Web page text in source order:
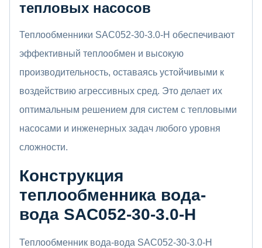
тепловых насосов
Теплообменники SAC052-30-3.0-H обеспечивают
эффективный теплообмен и высокую
производительность, оставаясь устойчивыми к
воздействию агрессивных сред. Это делает их
оптимальным решением для систем с тепловыми
насосами и инженерных задач любого уровня
сложности.
Конструкция
теплообменника вода-
вода SAC052-30-3.0-H
Теплообменник вода-вода SAC052-30-3.0-H